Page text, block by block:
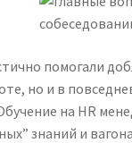
помогали
но и в
на HR
знаний и